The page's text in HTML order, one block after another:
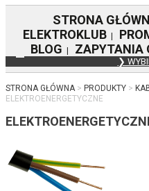
STRONA
ELEKTROKLUB|
BLOG ZAPYTANIA
❯
STRONA GŁÓWNA PRODUKTY
ELEKTROENERGETYCZNE